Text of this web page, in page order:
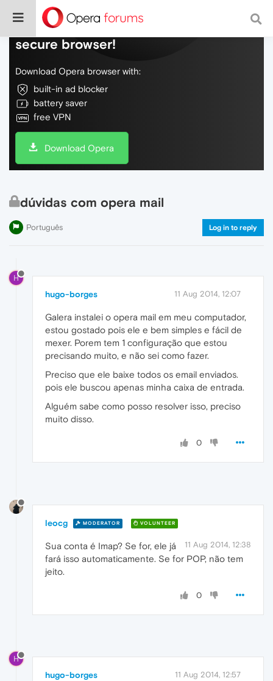
Do more on the web, with a fast and
secure browser!
Download Opera browser with:
built-in ad blocker
battery saver
free VPN
Download Opera
dúvidas com opera mail
Português Log in to reply
H
hugo-borges 11 Aug 2014, 12:07
Galera instalei o opera mail em meu computador,
estou gostado pois ele e bem simples e fácil de
mexer. Porem tem 1 configuração que estou
precisando muito, e não sei como fazer.
Preciso que ele baixe todos os email enviados.
pois ele buscou apenas minha caixa de entrada.
Alguém sabe como posso resolver isso, preciso
muito disso.
0
leocg MODERATOR VOLUNTEER
11 Aug 2014, 12:38
Sua conta é Imap? Se for, ele já
fará isso automaticamente. Se for POP, não tem
jeito.
0
H
hugo-borges 11 Aug 2014, 12:57